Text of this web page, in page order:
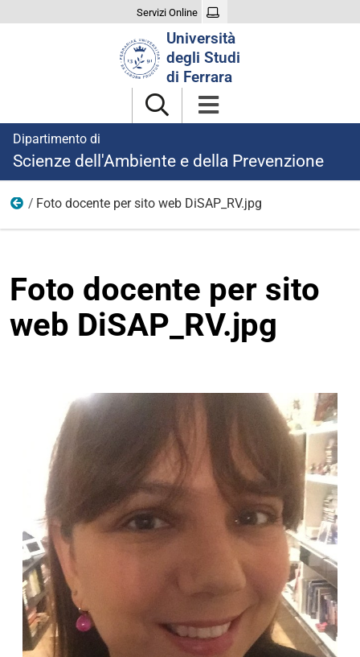
Servizi Online
Università
degli Studi
di Ferrara
Dipartimento di
Scienze dell'Ambiente e della Prevenzione
Foto
Foto docente per sito web DiSAP_RV.jpg
Foto docente per sito
web DiSAP_RV.jpg